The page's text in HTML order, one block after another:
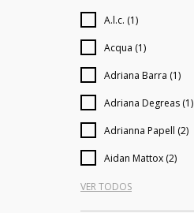
A.l.c. (1)
Acqua (1)
Adriana Barra (1)
Adriana Degreas (1)
Adrianna Papell (2)
Aidan Mattox (2)
VER TODOS